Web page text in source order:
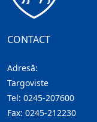
CONTACT
Adresă:
Targoviste
Tel: 0245-207600
Fax: 0245-212230